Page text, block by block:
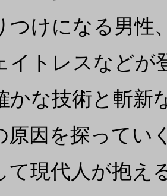
つけになる男性
イトレスなどが
かな技術と斬新
原因を探ってい
て現代人が抱え